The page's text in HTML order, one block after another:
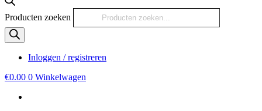
Producten zoeken
Inloggen / registreren
€0.00 0 Winkelwagen